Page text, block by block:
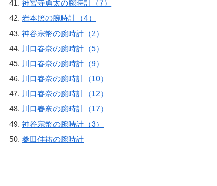
神宮寺勇太の腕時計（7）
岩本照の腕時計（4）
神谷宗幣の腕時計（2）
川口春奈の腕時計（5）
川口春奈の腕時計（9）
川口春奈の腕時計（10）
川口春奈の腕時計（12）
川口春奈の腕時計（17）
神谷宗幣の腕時計（3）
桑田佳祐の腕時計